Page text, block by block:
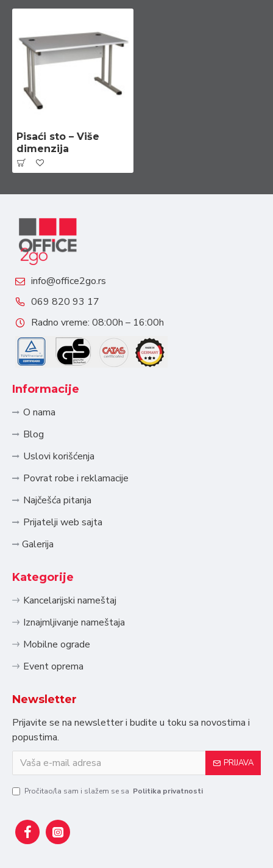
Pisaći sto – Više
dimenzija
info@office2go.rs
069 820 93 17
Radno vreme: 08:00h – 16:00h
Informacije
O nama
Blog
Uslovi korišćenja
Povrat robe i reklamacije
Najčešća pitanja
Prijatelji web sajta
Galerija
Kategorije
Kancelarijski nameštaj
Iznajmljivanje nameštaja
Mobilne ograde
Event oprema
Newsletter
Prijavite se na newsletter i budite u toku sa novostima i
popustima.
PRIJAVA
Pročitao/la sam i slažem se sa Politika privatnosti